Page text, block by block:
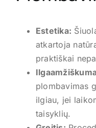
Estetika:
atkartoja
praktiškai
plombavimas
ilgiau, jei
taisyklių.